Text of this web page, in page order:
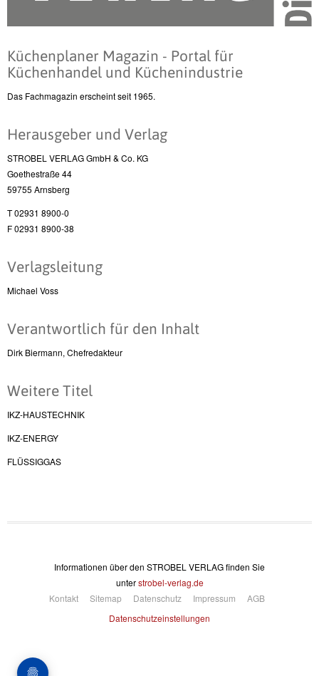
Küchenplaner Magazin - Portal für
Küchenhandel und Küchenindustrie
Das Fachmagazin erscheint seit 1965.
Herausgeber und Verlag
STROBEL VERLAG GmbH & Co. KG
Goethestraße 44
59755 Arnsberg
T 02931 8900-0
F 02931 8900-38
Verlagsleitung
Michael Voss
Verantwortlich für den Inhalt
Dirk Biermann, Chefredakteur
Weitere Titel
IKZ-HAUSTECHNIK
IKZ-ENERGY
FLÜSSIGGAS
Informationen über den STROBEL VERLAG finden Sie
unterstrobel-verlag.de
Kontakt
Sitemap Datenschutz Impressum
AGB
Datenschutzeinstellungen